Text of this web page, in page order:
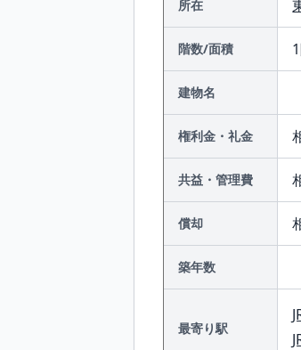
所在
階数/面積
建物名
権利金・礼金
共益・管理費
償却
築年数
最寄り駅